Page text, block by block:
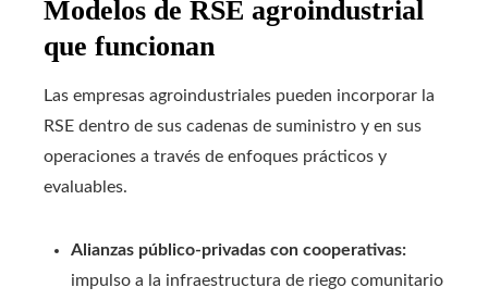
Modelos de RSE agroindustrial
que funcionan
Las empresas agroindustriales pueden incorporar la
RSE dentro de sus cadenas de suministro y en sus
operaciones a través de enfoques prácticos y
evaluables.
Alianzas público-privadas con cooperativas:
impulso a la infraestructura de riego comunitario